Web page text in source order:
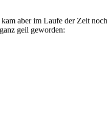
aber im Laufe der Zeit
geil geworden: